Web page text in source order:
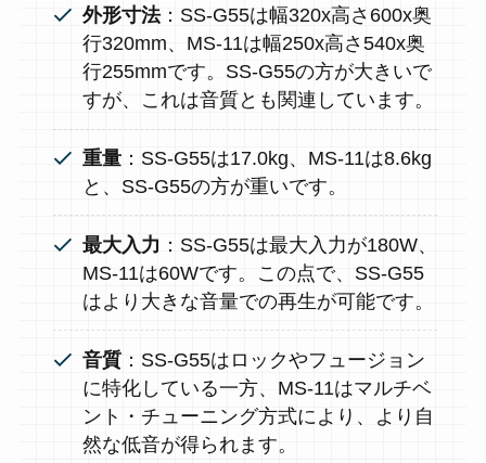
外形寸法：SS-G55は幅320x高さ600x奥
行320mm、MS-11は幅250x高さ540x奥
行255mmです。SS-G55の方が大きいで
すが、これは音質とも関連しています。
重量 ：SS-G55は17.0kg、MS-11は8.6kg
と、SS-G55の方が重いです。
最大入力 ：SS-G55は最大入力が180W、
MS-11は60Wです。この点で、SS-G55
はより大きな音量での再生が可能です。
音質 ：SS-G55はロックやフュージョン
に特化している一方、MS-11はマルチベ
ント・チューニング方式により、より自
然な低音が得られます。